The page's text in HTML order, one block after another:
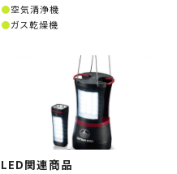
空気清浄機
ガス乾燥機
LED関連商品